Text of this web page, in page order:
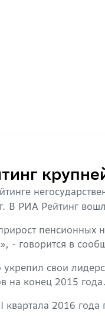
В РИА Рейтинг
пенсионных
- говорится в
свои
на конец 2015 года.
2016